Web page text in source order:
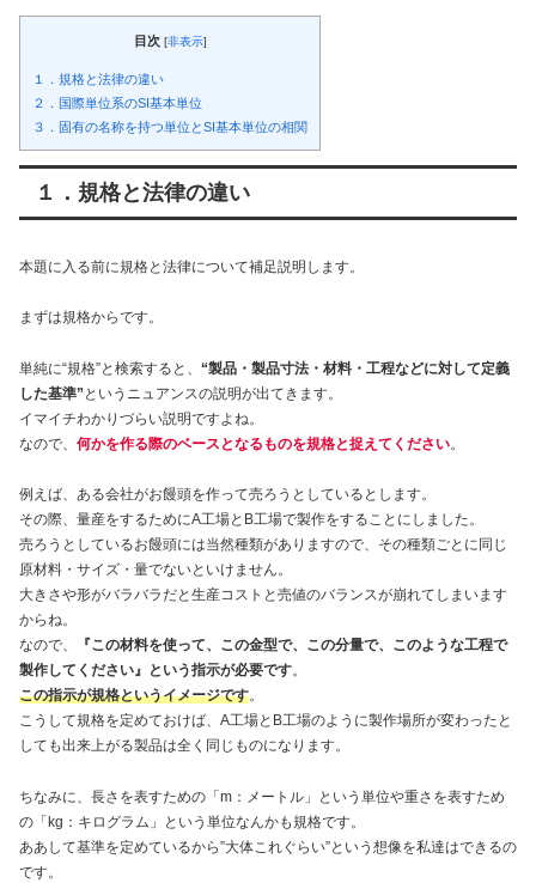
目次 [非表示]
１．規格と法律の違い
２．国際単位系のSI基本単位
３．固有の名称を持つ単位とSI基本単位の相関
１．規格と法律の違い
本題に入る前に規格と法律について補足説明します。
まずは規格からです。
単純に“規格”と検索すると、 “製品・製品寸法・材料・工程などに対して定義
した基準” というニュアンスの説明が出てきます。
イマイチわかりづらい説明ですよね。
なので、 何かを作る際のベースとなるものを規格と捉えてください。
例えば、ある会社がお饅頭を作って売ろうとしているとします。
その際、量産をするためにA工場とB工場で製作をすることにしました。
売ろうとしているお饅頭には当然種類がありますので、その種類ごとに同じ
原材料・サイズ・量でないといけません。
大きさや形がバラバラだと生産コストと売値のバランスが崩れてしまいます
からね。
なので、
『この材料を使って、この金型で、この分量で、このような工程で
製作してください』という指示が必要です。
この指示が規格というイメージです。
こうして規格を定めておけば、A工場とB工場のように製作場所が変わったと
しても出来上がる製品は全く同じものになります。
ちなみに、長さを表すための「m：メートル」という単位や重さを表すため
の「kg：キログラム」という単位なんかも規格です。
ああして基準を定めているから”大体これぐらい”という想像を私達はできるの
です。